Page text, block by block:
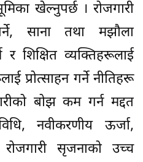
खेल्नुपर्छ । रोजगारी
साना तथा मझौला
र शिक्षित व्यक्तिहरूलाई
प्रोत्साहन गर्ने नीतिहरू
बोझ कम गर्न मद्दत
नवीकरणीय ऊर्जा,
सृजनाको उच्च